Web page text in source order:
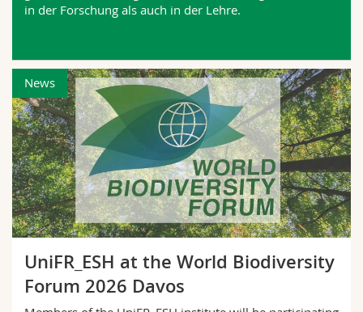
in der Forschung als auch in der Lehre.
News
UniFR_ESH at the World Biodiversity
Forum 2026 Davos